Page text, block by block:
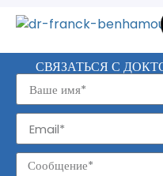
СВЯЗАТЬСЯ С